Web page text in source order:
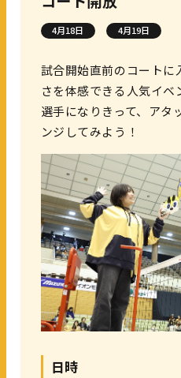
4月18日 4月19日
試合開始直前のコートに
さを体感できる人気イベ
選手になりきって、アタ
ンジしてみよう！
日時